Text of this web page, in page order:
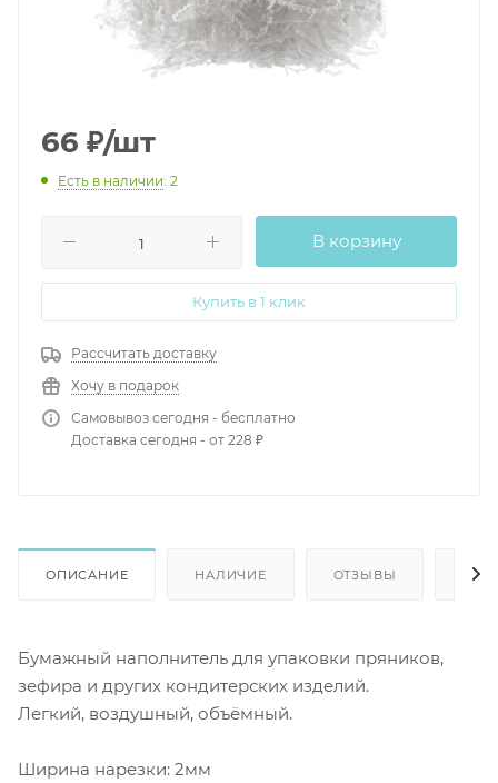
66 ₽/шт
Есть в наличии: 2
В корзину
Купить в 1 клик
Рассчитать доставку
Хочу в подарок
Самовывоз сегодня - бесплатно
Доставка сегодня - от 228 ₽
ОПИСАНИЕ НАЛИЧИЕ ОТЗЫВЫ
Бумажный наполнитель для упаковки пряников,
зефира и других кондитерских изделий.
Легкий, воздушный, объёмный.
Ширина нарезки: 2мм